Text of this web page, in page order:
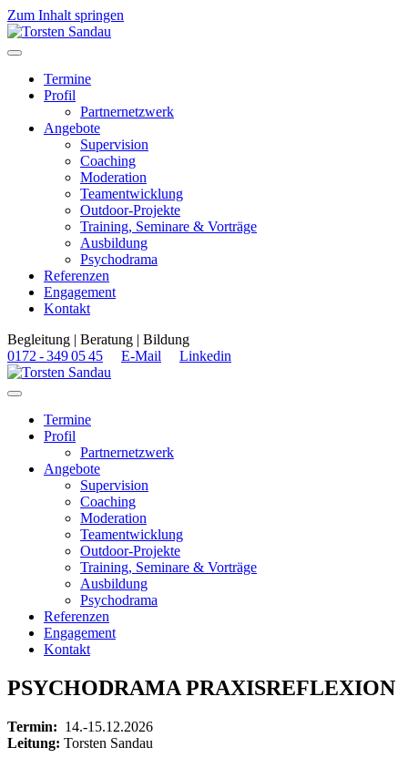
Zum Inhalt springen
Navigation
Termine
Profil
Partnernetzwerk
Angebote
Supervision
Coaching
Moderation
Teamentwicklung
Outdoor-Projekte
Training, Seminare & Vorträge
Ausbildung
Psychodrama
Referenzen
Engagement
Kontakt
Begleitung | Beratung | Bildung
0172 - 349 05 45
E-Mail Linkedin
Navigation
Termine
Profil
Partnernetzwerk
Angebote
Supervision
Coaching
Moderation
Teamentwicklung
Outdoor-Projekte
Training, Seminare & Vorträge
Ausbildung
Psychodrama
Referenzen
Engagement
Kontakt
PSYCHODRAMA PRAXISREFLEXION
Termin: 14.-15.12.2026
Leitung: Torsten Sandau